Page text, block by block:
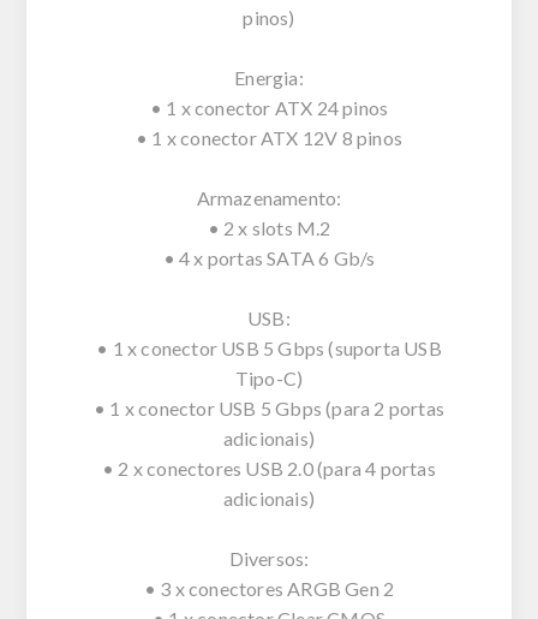
pinos)
Energia:
• 1 x conector ATX 24 pinos
• 1 x conector ATX 12V 8 pinos
Armazenamento:
• 2 x slots M.2
• 4 x portas SATA 6 Gb/s
USB:
• 1 x conector USB 5 Gbps (suporta USB
Tipo-C)
• 1 x conector USB 5 Gbps (para 2 portas
adicionais)
• 2 x conectores USB 2.0 (para 4 portas
adicionais)
Diversos:
• 3 x conectores ARGB Gen 2